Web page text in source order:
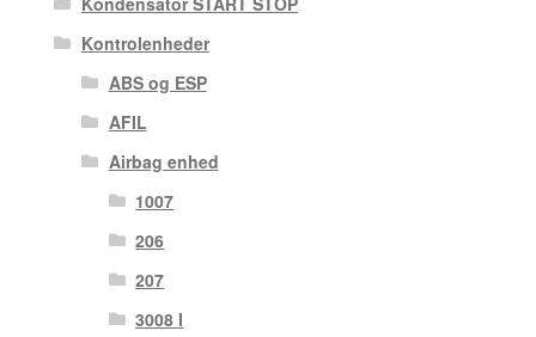
Kontrolenheder
ABS og ESP
AFIL
Airbag enhed
1007
206
207
3008 I